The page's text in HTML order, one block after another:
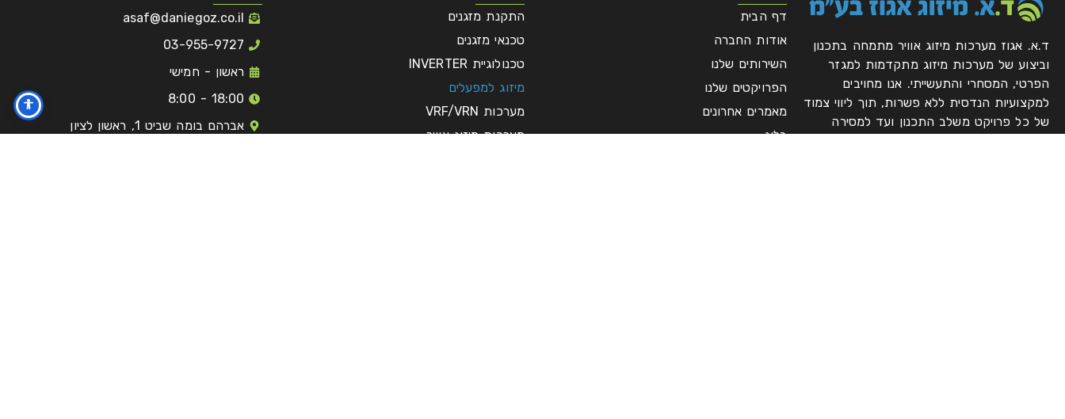
ד.א. אגוז מערכות מיזוג אוויר מתמחה בתכנון
וביצוע של מערכות מיזוג מתקדמות למגזר
הפרטי, המסחרי והתעשייתי. אנו מחויבים
למקצועיות הנדסית ללא פשרות, תוך ליווי צמוד
של כל פרויקט משלב התכנון ועד למסירה
דף הבית
אודות החברה
השירותים שלנו
הפרויקטים שלנו
מאמרים אחרונים
בלוג
התקנת מזגנים
טכנאי מזגנים
טכנולוגיית INVERTER
מיזוג למפעלים
מערכות VRF/VRN
מערכות מיזוג אוויר
asaf@daniegoz.co.il
03-955-9727
ראשון - חמישי
18:00 - 8:00
אברהם בומה שביט 1, ראשון לציון